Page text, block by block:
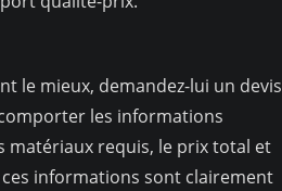
le mieux, demandez-lui un devis
les informations
matériaux requis, le prix total et
ces informations sont clairement